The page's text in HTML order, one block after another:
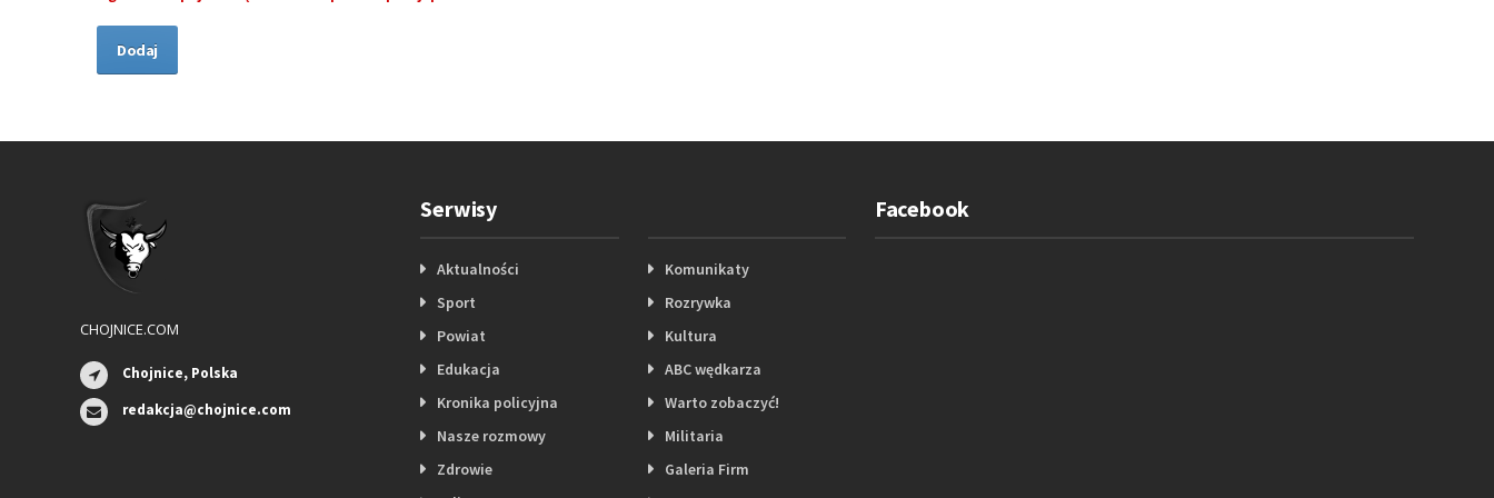
CHOJNICE.COM
Chojnice, Polska
redakcja@chojnice.com
Serwisy
Aktualności
Sport
Powiat
Edukacja
Kronika policyjna
Nasze rozmowy
Zdrowie
Komunikaty
Rozrywka
Kultura
ABC wędkarza
Warto zobaczyć!
Militaria
Galeria Firm
Facebook